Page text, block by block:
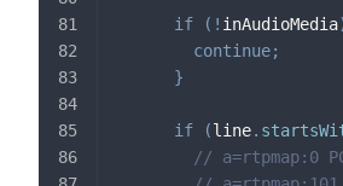
if ( ! inAudioMedia
continue;
}
if (line.
// a=rtpmap:0